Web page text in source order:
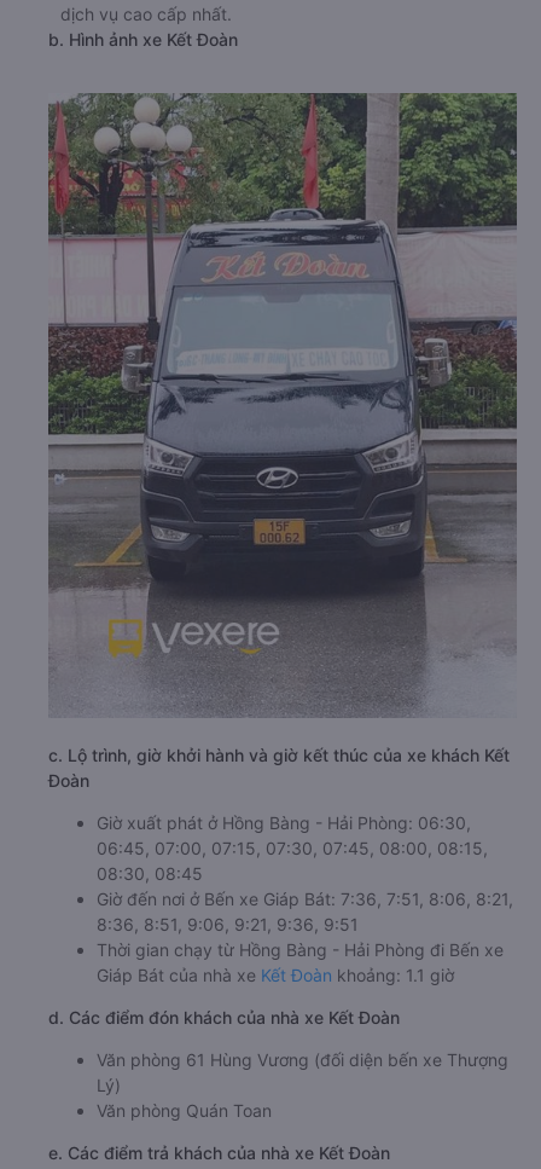
dịch vụ cao cấp nhất.
b. Hình ảnh xe Kết Đoàn
c. Lộ trình, giờ khởi hành và giờ kết thúc của xe khách Kết
Đoàn
Giờ xuất phát ở Hồng Bàng - Hải Phòng: 06:30,
06:45, 07:00, 07:15, 07:30, 07:45, 08:00, 08:15,
08:30, 08:45
Giờ đến nơi ở Bến xe Giáp Bát: 7:36, 7:51, 8:06, 8:21,
8:36, 8:51, 9:06, 9:21, 9:36, 9:51
Thời gian chạy từ Hồng Bàng - Hải Phòng đi Bến xe
Giáp Bát của nhà xe Kết Đoàn khoảng: 1.1 giờ
d. Các điểm đón khách của nhà xe Kết Đoàn
Văn phòng 61 Hùng Vương (đối diện bến xe Thượng
Lý)
Văn phòng Quán Toan
e. Các điểm trả khách của nhà xe Kết Đoàn